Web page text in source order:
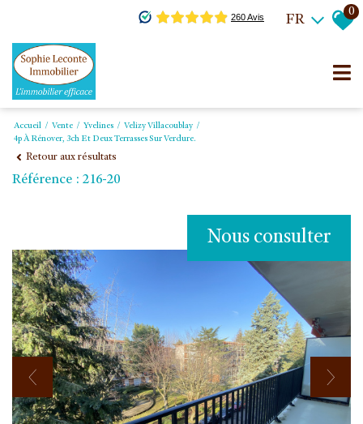
FR
0
Accueil Vente Yvelines
Velizy Villacoublay
4p À Rénover, 3ch Et Deux Terrasses Sur Verdure.
Retour aux résultats
Référence : 216-20
Nous consulter